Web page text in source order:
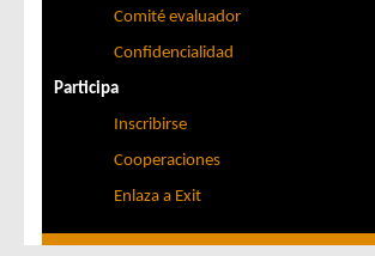
Comité evaluador
Confidencialidad
Participa
Inscribirse
Cooperaciones
Enlaza a Exit